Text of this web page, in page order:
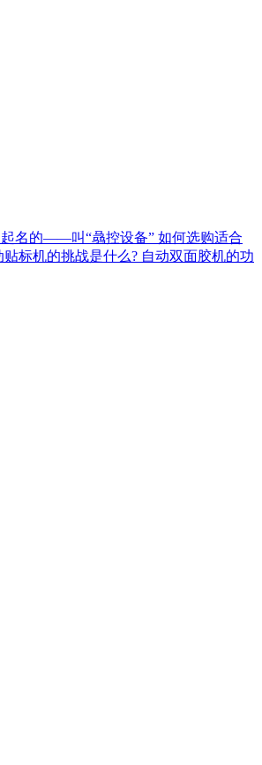
起名的——叫“骉控设备” 如何选购适合
贴标机的挑战是什么? 自动双面胶机的功